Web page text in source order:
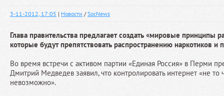
3-11-2012, 17:05 | Новости /SocNews
Глава правительства предлагает создать «мировые принципы
которые будут препятствовать распространению наркотиков
Во время встречи с активом партии «Единая Россия» в Перми
Дмитрий Медведев заявил, что контролировать интернет «не то
невозможно».